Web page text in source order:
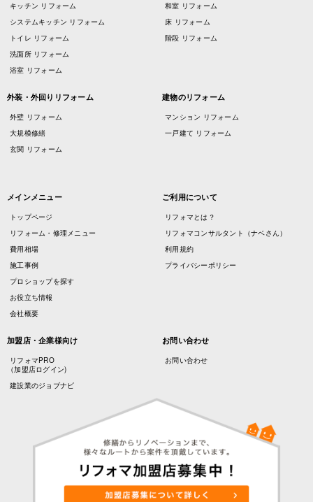
キッチン リフォーム
システムキッチン リフォーム
トイレ リフォーム
洗面所 リフォーム
浴室 リフォーム
和室 リフォーム
床 リフォーム
階段 リフォーム
外装・外回りリフォーム
外壁 リフォーム
大規模修繕
玄関 リフォーム
建物のリフォーム
マンション リフォーム
一戸建て リフォーム
メインメニュー
トップページ
リフォーム・修理メニュー
費用相場
施工事例
プロショップを探す
お役立ち情報
会社概要
ご利用について
リフォマとは？
リフォマコンサルタント（ナベさん）
利用規約
プライバシーポリシー
加盟店・企業様向け
リフォマPRO
（加盟店ログイン)
建設業のジョブナビ
お問い合わせ
お問い合わせ